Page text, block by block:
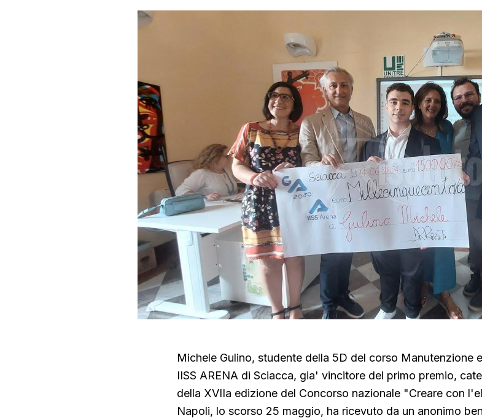
Michele Gulino, studente della 5D del corso Manutenzione
IISS ARENA di Sciacca, gia' vincitore del primo premio,
della XVIIa edizione del Concorso nazionale "Creare con
Napoli, lo scorso 25 maggio, ha ricevuto da un anonimo